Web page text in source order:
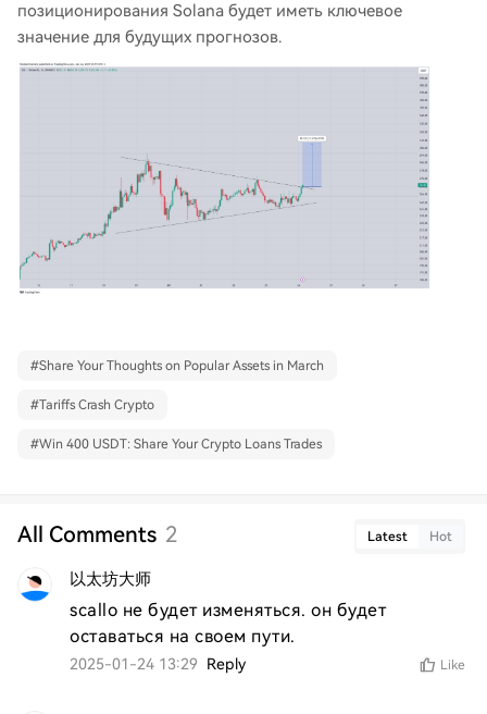
позиционирования Solana будет иметь ключевое
значение для будущих прогнозов.
#Share Your Thoughts on Popular Assets in March
#Tariffs Crash Crypto
#Win 400 USDT: Share Your Crypto Loans Trades
All Comments 2 Latest Hot
以太坊大师
scallo не будет изменяться. он будет
оставаться на своем пути.
2025-01-24 13:29 Reply Like